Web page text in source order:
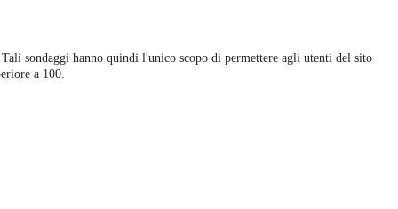
sondaggi hanno quindi l'unico scopo di permettere agli utenti del sito
a 100.